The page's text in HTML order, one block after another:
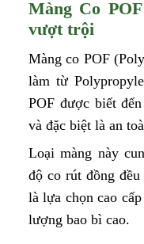
Màng Co
vượt trội
Màng co POF
làm từ
POF được biết
và đặc biệt là an
Loại màng này
độ co rút đồng
là lựa chọn cao
lượng bao bì cao.